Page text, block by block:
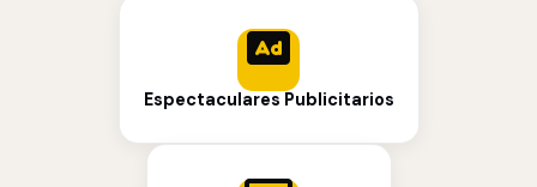
Espectaculares Publicitarios